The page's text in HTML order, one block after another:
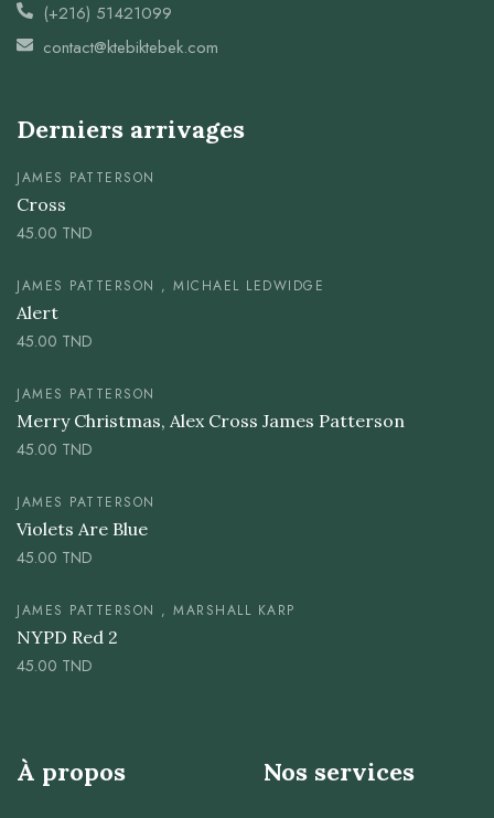
(+216) 51421099
contact@ktebiktebek.com
Derniers arrivages
JAMES PATTERSON
Cross
45.00 TND
JAMES PATTERSON , MICHAEL LEDWIDGE
Alert
45.00 TND
JAMES PATTERSON
Merry Christmas, Alex Cross James Patterson
45.00 TND
JAMES PATTERSON
Violets Are Blue
45.00 TND
JAMES PATTERSON , MARSHALL KARP
NYPD Red 2
45.00 TND
À propos Nos services